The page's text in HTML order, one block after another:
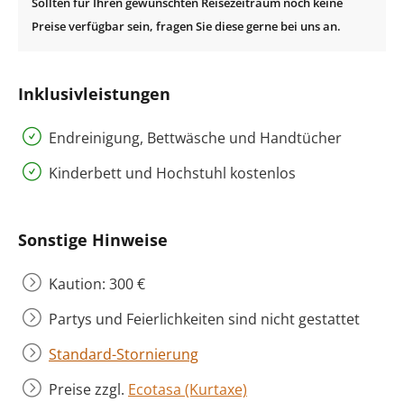
Inklusivleistungen
Endreinigung, Bettwäsche und Handtücher
Kinderbett und Hochstuhl kostenlos
Sonstige Hinweise
Kaution: 300 €
Partys und Feierlichkeiten sind nicht gestattet
Standard-Stornierung
Preise zzgl. Ecotasa (Kurtaxe)